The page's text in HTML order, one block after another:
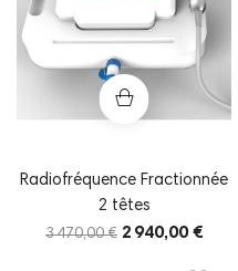
Radiofréquence Fractionnée
2 têtes
3 470,00 € 2 940,00 €